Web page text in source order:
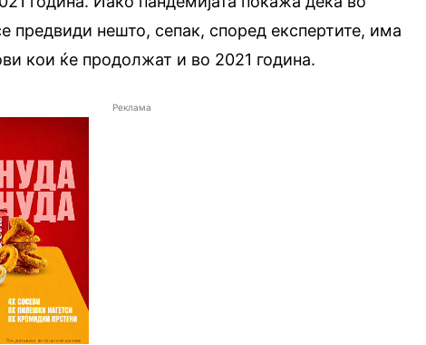
предвиди нешто, сепак, според експертите, има
кои ќе продолжат и во 2021 година.
Реклама